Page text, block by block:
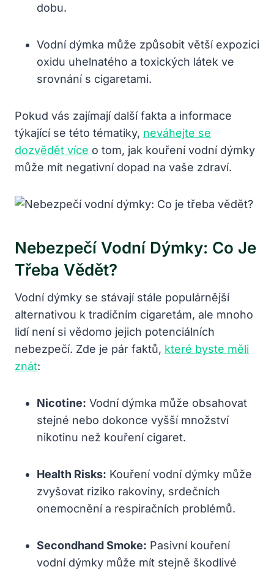
dobu.
Vodní dýmka může způsobit větší expozici
oxidu uhelnatého a toxických látek ve
srovnání s cigaretami.
Pokud vás zajímají další fakta a informace
týkající se této tématiky, neváhejte se
dozvědět více o tom, jak kouření vodní dýmky
může mít negativní dopad na vaše zdraví.
Nebezpečí Vodní Dýmky: Co Je
Třeba Vědět?
Vodní dýmky se stávají stále populárnější
alternativou k tradičním cigaretám, ale mnoho
lidí není si vědomo jejich potenciálních
nebezpečí. Zde je pár faktů, které byste měli
znát:
Nicotine: Vodní dýmka může obsahovat
stejné nebo dokonce vyšší množství
nikotinu než kouření cigaret.
Health Risks: Kouření vodní dýmky může
zvyšovat riziko rakoviny, srdečních
onemocnění a respiračních problémů.
Secondhand Smoke: Pasivní kouření
vodní dýmky může mít stejně škodlivé